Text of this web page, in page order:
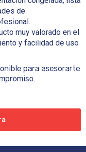
de
muy valorado en el
y facilidad de uso
para asesorarte